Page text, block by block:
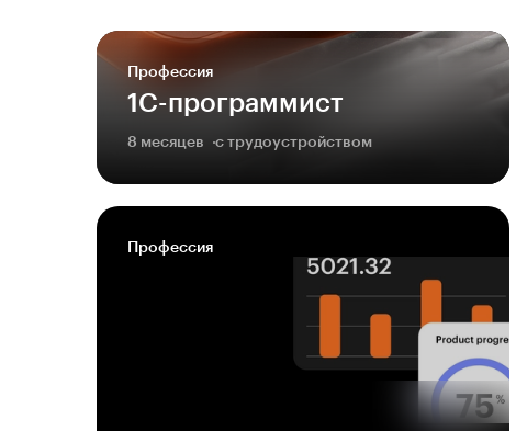
Профессия
1С-программист
8 месяцев с трудоустройством
Профессия